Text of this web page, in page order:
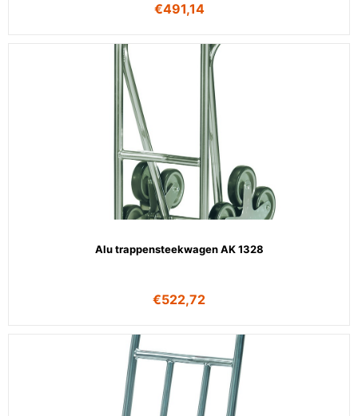
€491,14
Alu trappensteekwagen AK 1328
€522,72